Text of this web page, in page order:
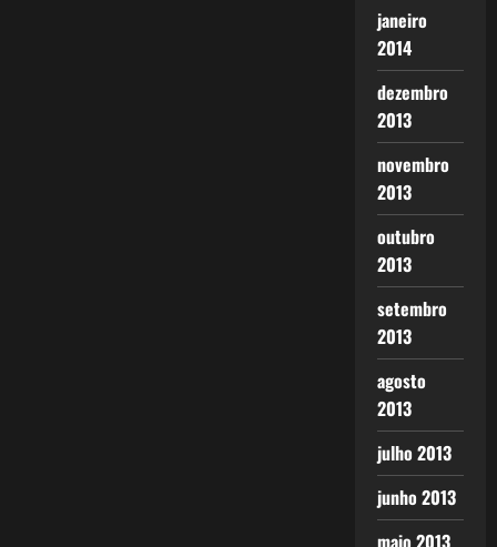
janeiro
2014
dezembro
2013
novembro
2013
outubro
2013
setembro
2013
agosto
2013
julho 2013
junho 2013
maio 2013